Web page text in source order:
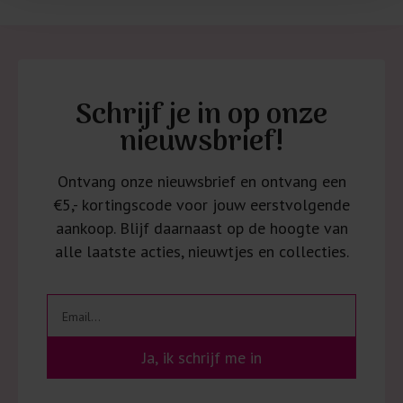
Schrijf je in op onze
nieuwsbrief!
Ontvang onze nieuwsbrief en ontvang een
€5,- kortingscode voor jouw eerstvolgende
aankoop. Blijf daarnaast op de hoogte van
alle laatste acties, nieuwtjes en collecties.
Ja, ik schrijf me in